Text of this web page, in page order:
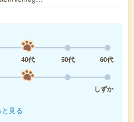
40代 50代
60代
しずか
と見る